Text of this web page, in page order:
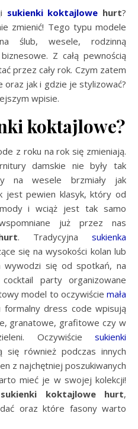
sukienki koktajlowe hurt?
zmienić! Tego typu modele
ślub, wesele, rodzinną
Z całą pewnością
przez cały rok. Czym zatem
jak i gdzie je stylizować?
wpisie.
koktajlowe?
z roku na rok się zmieniają.
damskie nie były tak
na wesele brzmiały jak
jest pewien klasyk, który od
i wciąż jest tak samo
już przez nas
. Tradycyjna sukienka
się na wysokości kolan lub
wywodzi się od spotkań, na
party organizowane
model to oczywiście mała
dress code wpisują
granatowe, grafitowe czy w
Oczywiście sukienki
się również podczas innych
z najchętniej poszukiwanych
mieć je w swojej kolekcji!
koktajlowe hurt,
oraz które fasony warto